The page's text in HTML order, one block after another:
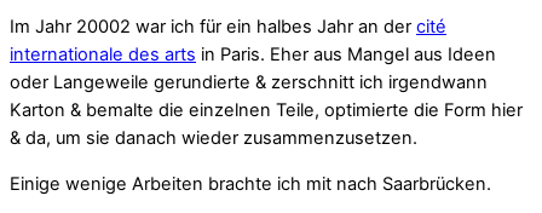
Im Jahr 20002 war ich für ein halbes Jahr an der cité
internationale des arts in Paris. Eher aus Mangel aus Ideen
oder Langeweile gerundierte & zerschnitt ich irgendwann
Karton & bemalte die einzelnen Teile, optimierte die Form hier
& da, um sie danach wieder zusammenzusetzen.
Einige wenige Arbeiten brachte ich mit nach Saarbrücken.